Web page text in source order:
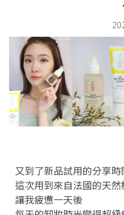
又到了新品試用的分享時
這次用到來自法國的天
讓我疲憊一天後